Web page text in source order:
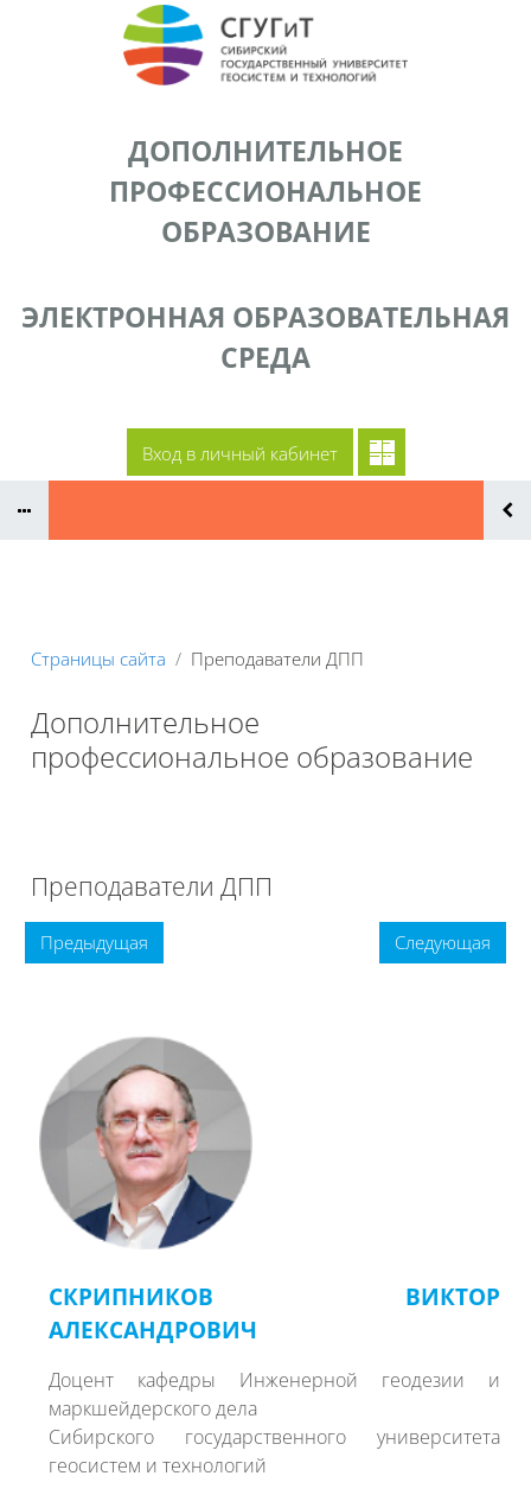
Перейти к основному содержанию
ДОПОЛНИТЕЛЬНОЕ
ПРОФЕССИОНАЛЬНОЕ
ОБРАЗОВАНИЕ
ЭЛЕКТРОННАЯ ОБРАЗОВАТЕЛЬНАЯ
СРЕДА
Вход в личный кабинет
Страницы сайта Преподаватели ДПП
Дополнительное
профессиональное образование
Преподаватели ДПП
Предыдущая Следующая
СКРИПНИКОВ ВИКТОР
АЛЕКСАНДРОВИЧ
Доцент кафедры Инженерной геодезии и
маркшейдерского дела
Сибирского государственного университета
геосистем и технологий